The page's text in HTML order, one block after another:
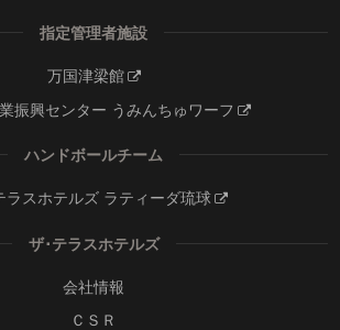
指定管理者施設
万国津梁館
振興センター うみんちゅワーフ
ハンドボールチーム
ラスホテルズ ラティーダ琉球
ザ･テラスホテルズ
会社情報
ＣＳＲ